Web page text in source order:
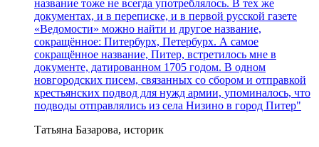
название тоже не всегда употреблялось. В тех же
документах, и в переписке, и в первой русской газете
«Ведомости» можно найти и другое название,
сокращённое: Питербурх, Петербурх. А самое
сокращённое название, Питер, встретилось мне в
документе, датированном 1705 годом. В одном
новгородских писем, связанных со сбором и отправкой
крестьянских подвод для нужд армии, упоминалось, что
подводы отправлялись из села Низино в город Питер"
Татьяна Базарова, историк